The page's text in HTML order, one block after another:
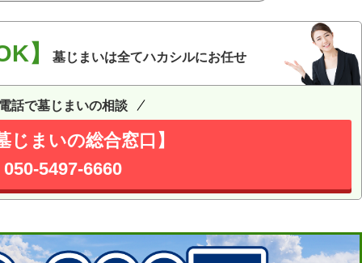
】 墓じまいは全てハカシルにお任せ
話で墓じまいの相談
じまいの総合窓口】
050-5497-6660